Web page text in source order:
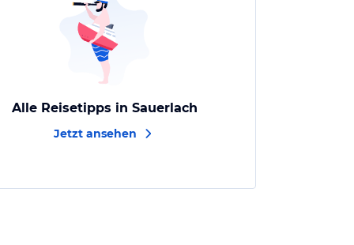
Alle Reisetipps in Sauerlach
Jetzt ansehen